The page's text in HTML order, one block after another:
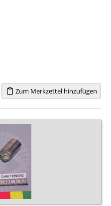
Zum Merkzettel hinzufügen